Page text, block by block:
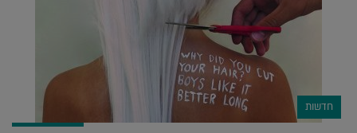
חדשות